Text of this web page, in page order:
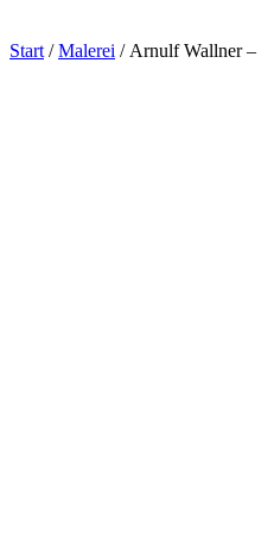
Start /Malerei / Arnulf Wallner –